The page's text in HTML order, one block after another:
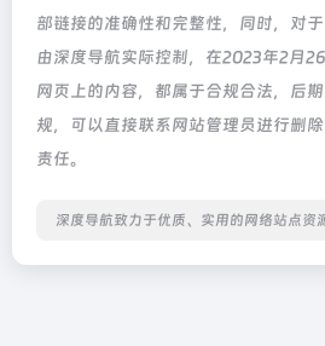
部链接的准确性和完整性，同时，对
由深度导航实际控制，在2023年2月
网页上的内容，都属于合规合法，后
规，可以直接联系网站管理员进行删
责任。
深度导航致力于优质、实用的网络站点资